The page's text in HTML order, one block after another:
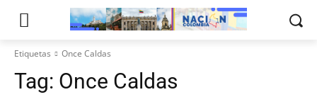
Etiquetas Once Caldas
Tag: Once Caldas